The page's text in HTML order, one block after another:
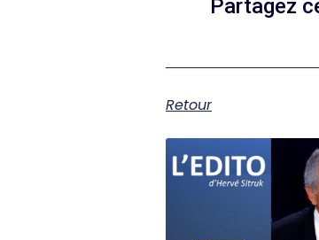
Partagez
Retour